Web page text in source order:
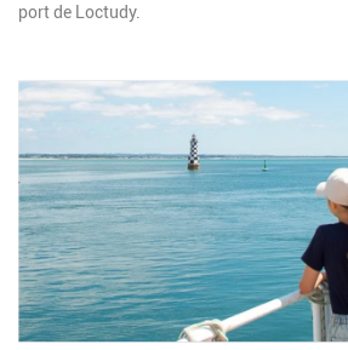
port de Loctudy.
Image